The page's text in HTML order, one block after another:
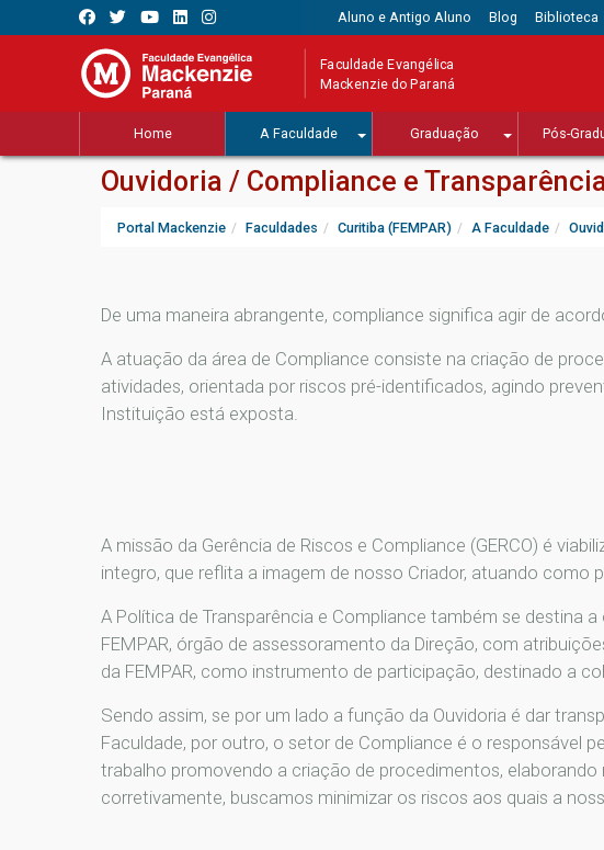
Aluno e Antigo Aluno Blog Biblioteca
Faculdade Evangélica
Mackenzie do Paraná
Home A Faculdade Graduação Pós-
Ouvidoria / Compliance e
Portal Mackenzie Faculdades Curitiba (FEMPAR) A Faculdade
De uma maneira abrangente, compliance significa agir de
A atuação da área de Compliance consiste na criação de
atividades, orientada por riscos pré-identificados, agindo
Instituição está exposta.
A missão da Gerência de Riscos e Compliance (GERCO) é
integro, que reflita a imagem de nosso Criador, atuando
A Política de Transparência e Compliance também se destina
FEMPAR, órgão de assessoramento da Direção, com
da FEMPAR, como instrumento de participação, destinado a
Sendo assim, se por um lado a função da Ouvidoria é dar
Faculdade, por outro, o setor de Compliance é o responsável
trabalho promovendo a criação de procedimentos,
corretivamente, buscamos minimizar os riscos aos quais a